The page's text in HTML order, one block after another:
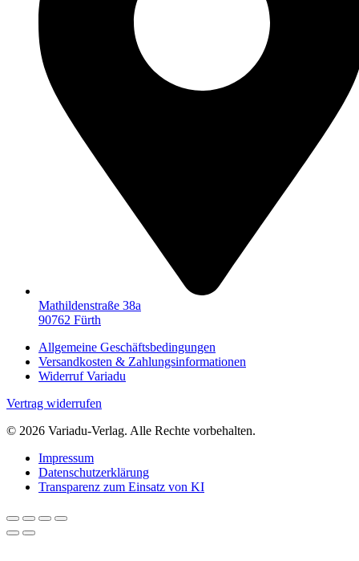
Mathildenstraße 38a
90762 Fürth
Allgemeine Geschäftsbedingungen
Versandkosten & Zahlungsinformationen
Widerruf Variadu
Vertrag widerrufen
© 2026 Variadu-Verlag. Alle Rechte vorbehalten.
Impressum
Datenschutzerklärung
Transparenz zum Einsatz von KI